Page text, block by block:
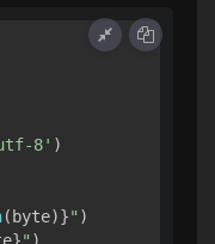
8' )
(byte)}"
" )